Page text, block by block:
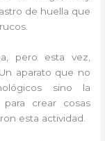
de huella que
pero esta vez,
aparato que no
sino la
crear cosas
esta actividad.